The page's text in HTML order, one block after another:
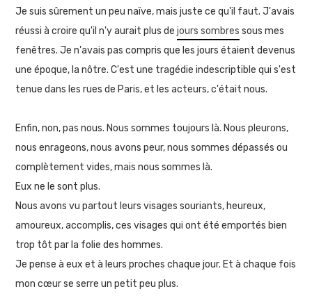
Je suis sûrement un peu naïve, mais juste ce qu'il faut. J'avais
réussi à croire qu'il n'y aurait plus dejours sombres sous mes
fenêtres. Je n'avais pas compris que les jours étaient devenus
une époque, la nôtre. C'est une tragédie indescriptible qui s'est
tenue dans les rues de Paris, et les acteurs, c'était nous.
Enfin, non, pas nous. Nous sommes toujours là. Nous pleurons,
nous enrageons, nous avons peur, nous sommes dépassés ou
complètement vides, mais nous sommes là.
Eux ne le sont plus.
Nous avons vu partout leurs visages souriants, heureux,
amoureux, accomplis, ces visages qui ont été emportés bien
trop tôt par la folie des hommes.
Je pense à eux et à leurs proches chaque jour. Et à chaque fois
mon cœur se serre un petit peu plus.